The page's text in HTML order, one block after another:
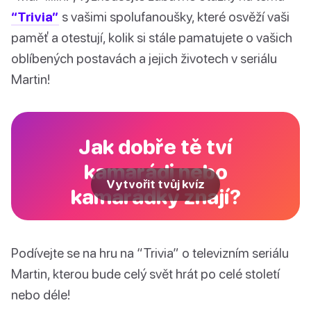
“Trivia” s vašimi spolufanoušky, které osvěží vaši
paměť a otestují, kolik si stále pamatujete o vašich
oblíbených postavách a jejich životech v seriálu
Martin!
Jak dobře tě tví
kamarádi nebo
kamarádky znají?
Vytvořit tvůj kvíz
Podívejte se na hru na “Trivia” o televizním seriálu
Martin, kterou bude celý svět hrát po celé století
nebo déle!